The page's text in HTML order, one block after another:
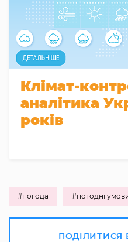
Клімат-
аналітика
років
#погода #погодні
ПОДІЛИТИСЯ